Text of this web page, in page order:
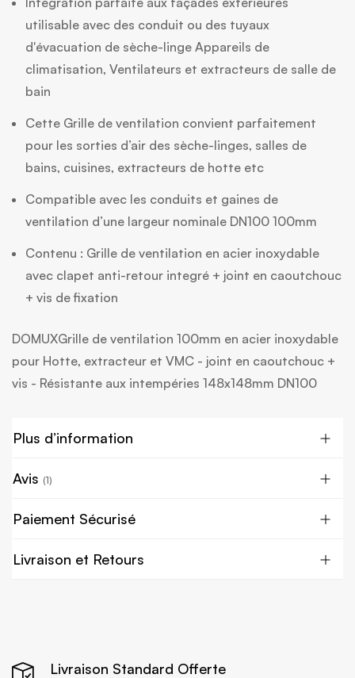
utilisable avec des conduit ou des tuyaux
d'évacuation de sèche-linge Appareils de
climatisation, Ventilateurs et extracteurs de salle de
bain
Cette Grille de ventilation convient parfaitement
pour les sorties d’air des sèche-linges, salles de
bains, cuisines, extracteurs de hotte etc
Compatible avec les conduits et gaines de
ventilation d’une largeur nominale DN100 100mm
Contenu : Grille de ventilation en acier inoxydable
avec clapet anti-retour integré + joint en caoutchouc
+ vis de fixation
DOMUXGrille de ventilation 100mm en acier inoxydable
pour Hotte, extracteur et VMC - joint en caoutchouc +
vis - Résistante aux intempéries 148x148mm DN100
Plus d’information
Avis 1
Paiement Sécurisé
Livraison et Retours
Livraison Standard Offerte